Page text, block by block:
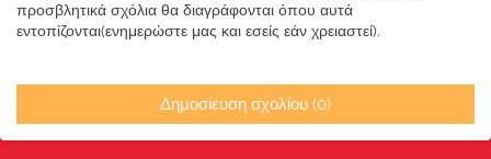
προσβλητικά σχόλια θα διαγράφονται όπου αυτά
εντοπίζονται(ενημερώστε μας και εσείς εάν χρειαστεί).
Δημοσίευση σχολίου (0)